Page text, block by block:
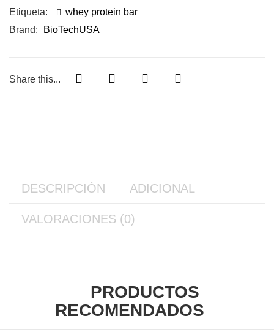
Etiqueta:
whey protein bar
Brand:
BioTechUSA
Share this...
DESCRIPCIÓN ADICIONAL
VALORACIONES (0)
PRODUCTOS
RECOMENDADOS